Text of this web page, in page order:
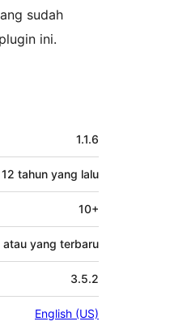
sudah
ini.
1.1.6
12 tahun yang lalu
10+
atau yang terbaru
3.5.2
English (US)